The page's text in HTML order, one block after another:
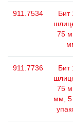
911.7534
Бит
75
911.7736
Бит
75
мм, 5